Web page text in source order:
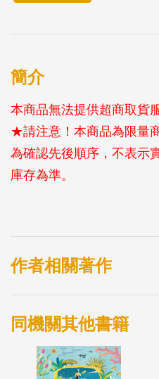
簡介
本商品無法提供超商取貨
★請注意！本商品為限量
為確認先後順序，不表示
庫存為準。
居住，坐臥，烹煮，嬉戲
在水泥叢林之前
樹大成林，木育成材
從洪荒至未來，不變的是
作者相關著作
同機關其他書籍